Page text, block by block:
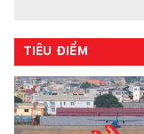
TIÊU ĐIỂM